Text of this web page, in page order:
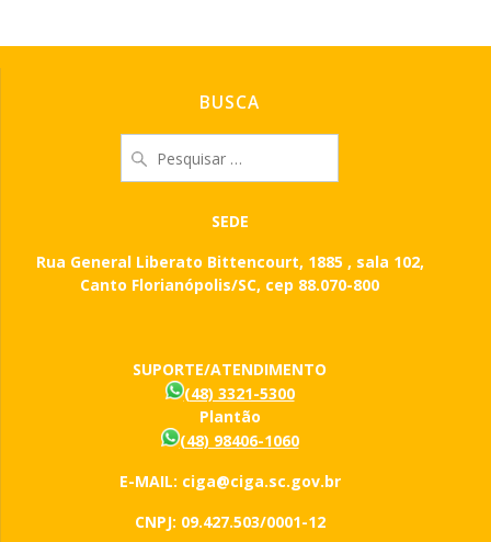
BUSCA
por:
SEDE
Rua General Liberato Bittencourt, 1885 , sala 102,
Canto Florianópolis/SC, cep 88.070-800
SUPORTE/ATENDIMENTO
(48) 3321-5300
Plantão
(48) 98406-1060
E-MAIL: ciga@ciga.sc.gov.br
CNPJ: 09.427.503/0001-12